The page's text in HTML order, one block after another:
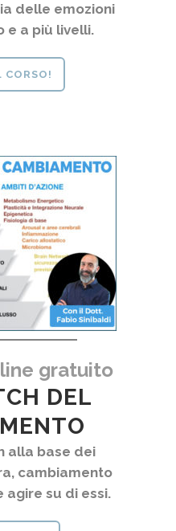
delle emozioni
e a più livelli.
CORSO!
gratuito
DEL
alla base dei
cambiamento
agire su di essi.